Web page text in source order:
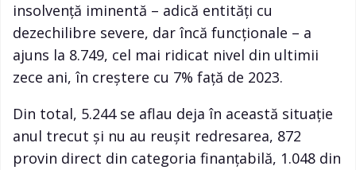
insolvență iminentă – adică entități cu
dezechilibre severe, dar încă funcționale – a
ajuns la 8.749, cel mai ridicat nivel din ultimii
zece ani, în creștere cu 7% față de 2023.
Din total, 5.244 se aflau deja în această situație
anul trecut și nu au reușit redresarea, 872
provin direct din categoria finanțabilă, 1.048 din